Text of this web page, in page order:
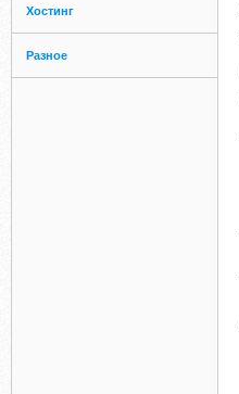
Хостинг
Разное